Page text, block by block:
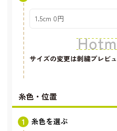
サイズの変更は刺繍プレビ
糸色・位置
糸色を選ぶ